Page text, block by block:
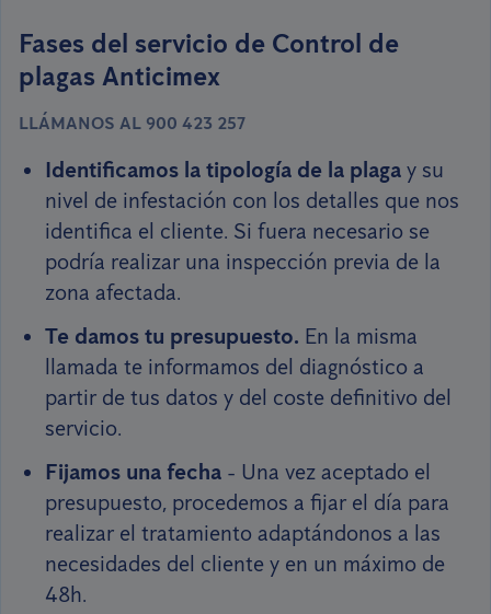
Fases del servicio de Control de
plagas Anticimex
LLÁMANOS AL 900 423 257
Identificamos la tipología de la plaga y su
nivel de infestación con los detalles que nos
identifica el cliente. Si fuera necesario se
podría realizar una inspección previa de la
zona afectada.
Te damos tu presupuesto. En la misma
llamada te informamos del diagnóstico a
partir de tus datos y del coste definitivo del
servicio.
Fijamos una fecha - Una vez aceptado el
presupuesto, procedemos a fijar el día para
realizar el tratamiento adaptándonos a las
necesidades del cliente y en un máximo de
48h.